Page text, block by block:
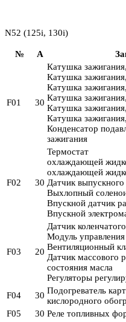
N52 (125i, 130i)
№ A
F01 30
Катушка
Катушка
Катушка
Катушка
Катушка
Катушка
Конденсатор
зажигания
F02 30
Термостат
охлаждающей
охлаждающей
Датчик выпускного
Выхлопный
Впускной датчик
Впускной
F03 20
Датчик
Модуль
Вентиляционный
Датчик массового
состояния масла
Регуляторы
F04
30 Подогреватель
кислородного
F05
30 Реле топливных